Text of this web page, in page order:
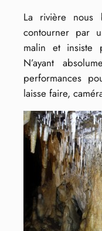
La rivière
contourner par
malin et insiste
N’ayant
performances
laisse faire,